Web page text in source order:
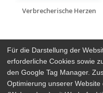
Verbrecherische Herzen
Arthaus Stores
Für die Darstellung der
erforderliche Cookies sowie
den Google Tag Manager.
Optimierung unserer